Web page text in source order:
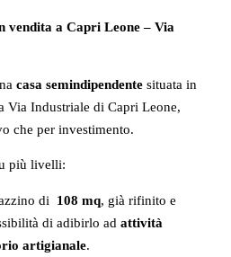
vendita a Capri Leone – Via
casa semindipendente situata in
Via Industriale di Capri Leone,
che per investimento.
più livelli:
di 108 mq, già rifinito e
di adibirlo ad attività
artigianale.